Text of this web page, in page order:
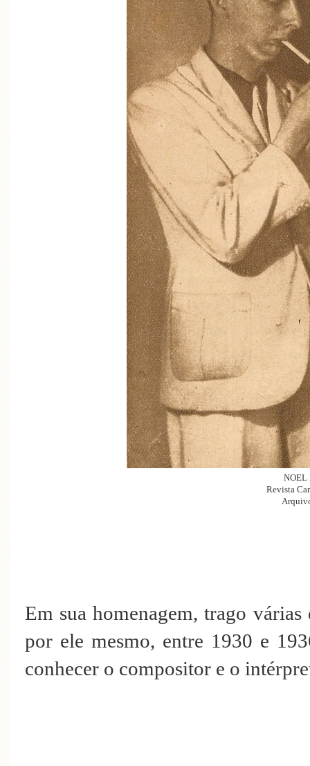
NOEL
Revista
Em sua homenagem, trago várias
por ele mesmo, entre 1930 e
conhecer o compositor e o